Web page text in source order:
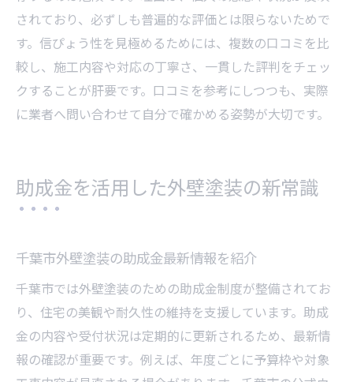
されており、必ずしも普遍的な評価とは限らないためで
す。信ぴょう性を見極めるためには、複数の口コミを比
較し、施工内容や対応の丁寧さ、一貫した評判をチェッ
クすることが肝要です。口コミを参考にしつつも、実際
に業者へ問い合わせて自分で確かめる姿勢が大切です。
助成金を活用した外壁塗装の新常識
千葉市外壁塗装の助成金最新情報を紹介
千葉市では外壁塗装のための助成金制度が整備されてお
り、住宅の美観や耐久性の維持を支援しています。助成
金の内容や受付状況は定期的に更新されるため、最新情
報の確認が重要です。例えば、年度ごとに予算枠や対象